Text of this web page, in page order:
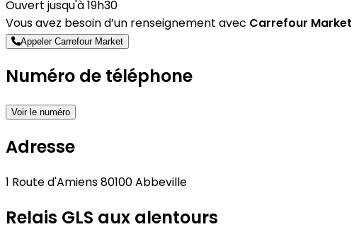
Ouvert jusqu'à 19h30
Vous avez besoin d’un renseignement avec Carrefour Market
Appeler Carrefour Market
Numéro de téléphone
Voir le numéro
Adresse
1 Route d'Amiens 80100 Abbeville
Relais GLS aux alentours